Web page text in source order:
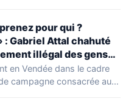
pour qui ?
: Gabriel Attal chahuté
illégal des gens
en Vendée dans le cadre
campagne consacrée aux